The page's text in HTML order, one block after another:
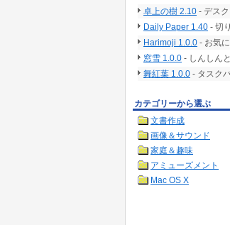
卓上の樹 2.10 - デス
Daily Paper 1.40 - 切
Harimoji 1.0.0 - お気
窓雪 1.0.0 - しんしん
舞紅葉 1.0.0 - タスク
カテゴリーから選ぶ
文書作成
画像＆サウンド
家庭＆趣味
アミューズメント
Mac OS X